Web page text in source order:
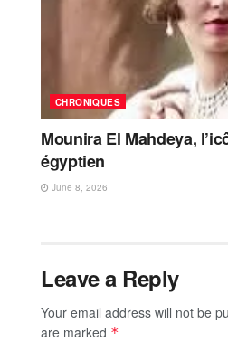
CHRONIQUES
Mounira El Mahdeya,
égyptien
June 8, 2026
Leave a Reply
Your email address will not be
are marked *